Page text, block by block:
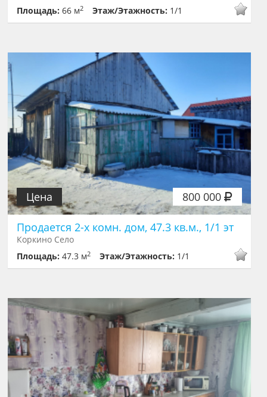
Площадь:66 м2 Этаж/Этажность: 1/1
800 000
Цена
Продается 2-х комн. дом, 47.3 кв.м., 1/1 эт
Коркино Село
Площадь:47.3 м2 Этаж/Этажность: 1/1